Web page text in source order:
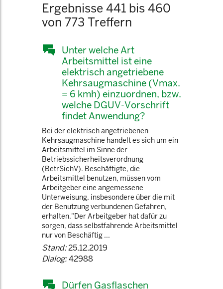
Ergebnisse 441 bis 460
von 773 Treffern
Unter welche Art
Arbeitsmittel ist eine
elektrisch angetriebene
Kehrsaugmaschine (Vmax.
= 6 kmh) einzuordnen, bzw.
welche DGUV-Vorschrift
findet Anwendung?
Bei der elektrisch angetriebenen
Kehrsaugmaschine handelt es sich um ein
Arbeitsmittel im Sinne der
Betriebssicherheitsverordnung
(BetrSichV). Beschäftigte, die
Arbeitsmittel benutzen, müssen vom
Arbeitgeber eine angemessene
Unterweisung, insbesondere über die mit
der Benutzung verbundenen Gefahren,
erhalten."Der Arbeitgeber hat dafür zu
sorgen, dass selbstfahrende Arbeitsmittel
nur von Beschäftig ...
Stand:25.12.2019
Dialog:42988
Dürfen Gasflaschen